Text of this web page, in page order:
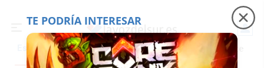
Es noticia Precio luz Padre Coraje Fábrica de botellas
TE PODRÍA INTERESAR